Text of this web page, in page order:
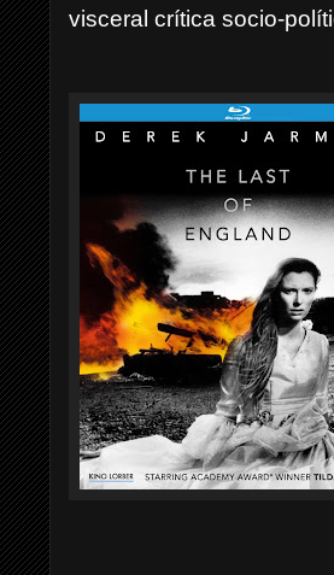
visceral crítica socio-